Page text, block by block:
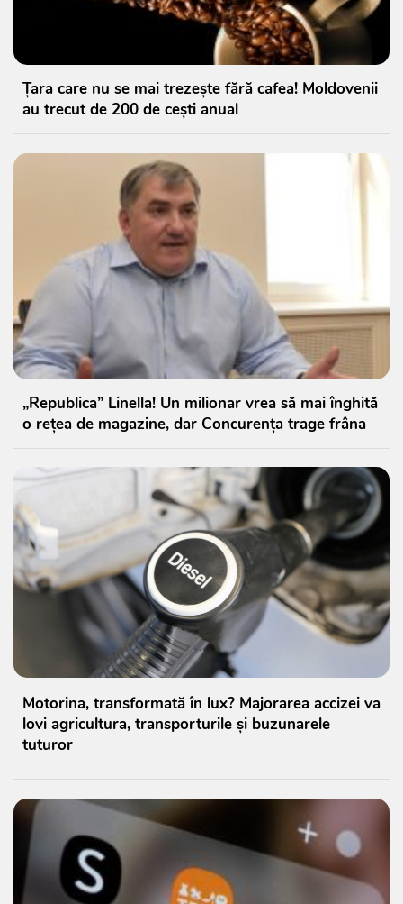
Țara care nu se mai trezește fără cafea! Moldovenii
au trecut de 200 de cești anual
„Republica” Linella! Un milionar vrea să mai înghită
o rețea de magazine, dar Concurența trage frâna
Motorina, transformată în lux? Majorarea accizei va
lovi agricultura, transporturile și buzunarele
tuturor